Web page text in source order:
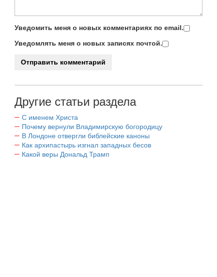
Уведомить меня о новых комментариях по email.
Уведомлять меня о новых записях почтой.
Другие статьи раздела
С именем Христа
Почему вернули Владимирскую богородицу
В Лондоне отвергли библейские каноны
Как архипастырь изгнал западных бесов
Какой веры Дональд Трамп